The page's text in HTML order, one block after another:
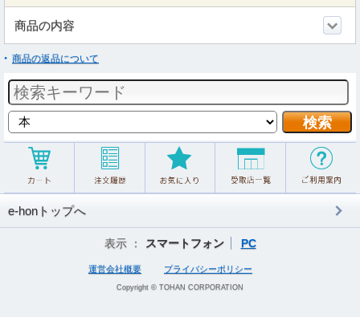
商品の内容
商品の返品について
e-honトップへ
表示 ： スマートフォン PC
運営会社概要 プライバシーポリシー
Copyright © TOHAN CORPORATION